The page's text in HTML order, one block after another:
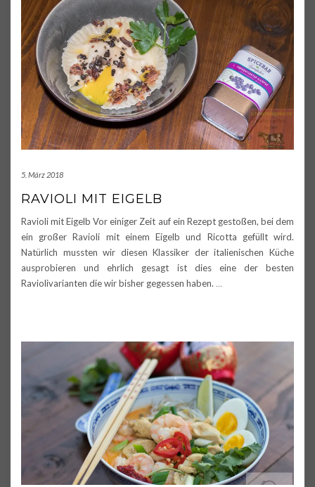
5. März 2018
RAVIOLI MIT EIGELB
Ravioli mit Eigelb Vor einiger Zeit auf ein Rezept gestoßen, bei dem
ein großer Ravioli mit einem Eigelb und Ricotta gefüllt wird.
Natürlich mussten wir diesen Klassiker der italienischen Küche
ausprobieren und ehrlich gesagt ist dies eine der besten
Raviolivarianten die wir bisher gegessen haben. …